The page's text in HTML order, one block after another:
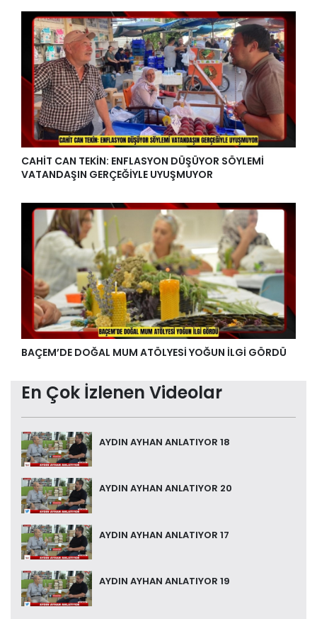
CAHİT CAN TEKİN: ENFLASYON DÜŞÜYOR SÖYLEMİ
VATANDAŞIN GERÇEĞİYLE UYUŞMUYOR
BAÇEM’DE DOĞAL MUM ATÖLYESİ YOĞUN İLGİ GÖRDÜ
En Çok İzlenen Videolar
AYDIN AYHAN ANLATIYOR 18
AYDIN AYHAN ANLATIYOR 20
AYDIN AYHAN ANLATIYOR 17
AYDIN AYHAN ANLATIYOR 19